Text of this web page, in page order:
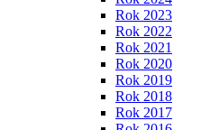
Rok 2023
Rok 2022
Rok 2021
Rok 2020
Rok 2019
Rok 2018
Rok 2017